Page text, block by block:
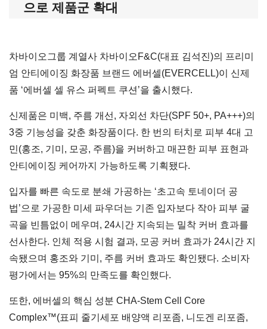
으로 제품군 확대
차바이오그룹 계열사 차바이오F&C(대표 김석진)의 프리미
엄 안티에이징 화장품 브랜드 에버셀(EVERCELL)이 신제
품 ‘에버셀 셀 유스 퍼펙트 쿠션’을 출시했다.
신제품은 미백, 주름 개선, 자외선 차단(SPF 50+, PA+++)의
3중 기능성을 갖춘 화장품이다. 한 번의 터치로 피부 4대 고
민(홍조, 기미, 모공, 주름)을 커버하고 매끈한 피부 표현과
안티에이징 케어까지 가능하도록 기획됐다.
입자를 빠른 속도로 분쇄 가공하는 ‘초고속 토네이더 공
법’으로 가공한 미세 파우더는 기존 입자보다 작아 피부 굴
곡을 빈틈없이 메우며, 24시간 지속되는 밀착 커버 효과를
선사한다. 인체 적용 시험 결과, 모공 커버 효과가 24시간 지
속됐으며 홍조와 기미, 주름 커버 효과도 확인됐다. 소비자
평가에서는 95%의 만족도를 확인했다.
또한, 에버셀의 핵심 성분 CHA-Stem Cell Core
Complex™(표피 줄기세포 배양액 리포좀, 니도겐 리포좀,